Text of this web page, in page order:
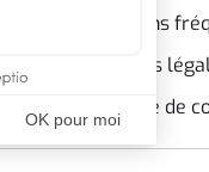
Questions
Mentions
Politique de